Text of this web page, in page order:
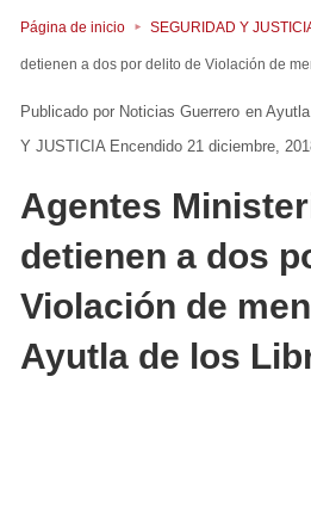
Página de inicio SEGURIDAD Y
detienen a dos por delito de Violación de
Noticias Guerrero en
Y JUSTICIA Encendido 21 diciembre,
Agentes
detienen a dos
Violación de
Ayutla de los